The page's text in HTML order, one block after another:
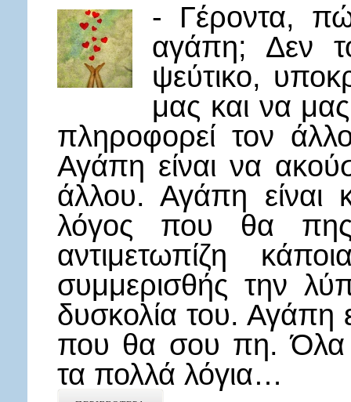
- Γέροντα,
αγάπη; Δεν
ψεύτικο,
μας και να
πληροφορεί τον
Αγάπη είναι να
άλλου. Αγάπη είναι
λόγος που θα
αντιμετωπίζη
συμμερισθής την
δυσκολία του. Αγάπη
που θα σου πη. Όλα
τα πολλά λόγια…